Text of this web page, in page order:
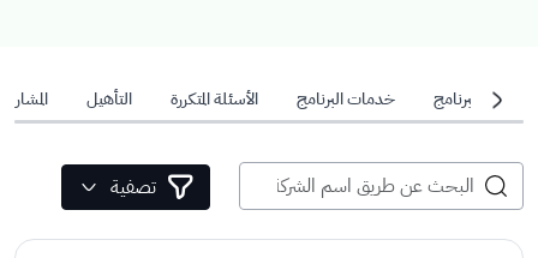
عن البرنامج خدمات البرنامج الأسئلة المتكررة التأهيل
تصفية